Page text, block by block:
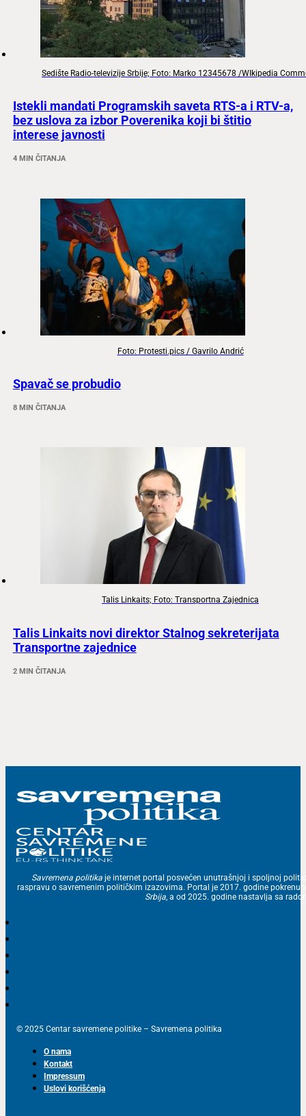
Sedište Radio-televizije Srbije; Foto: Marko 12345678 /WIkipedia
Istekli mandati Programskih saveta RTS-a i RTV-a,
bez uslova za izbor Poverenika koji bi štitio
interese javnosti
4 MIN ČITANJA
Foto: Protesti.pics / Gavrilo Andrić
Spavač se probudio
8 MIN ČITANJA
Talis Linkaits; Foto: Transportna Zajednica
Talis Linkaits novi direktor Stalnog sekreterijata
Transportne zajednice
2 MIN ČITANJA
Savremena politika je internet portal posvećen unutrašnjoj i spoljnoj
raspravu o savremenim političkim izazovima. Portal je 2017. godine
Srbija, a od 2025. godine nastavlja sa
© 2025 Centar savremene politike – Savremena politika
O nama
Kontakt
Impressum
Uslovi korišćenja